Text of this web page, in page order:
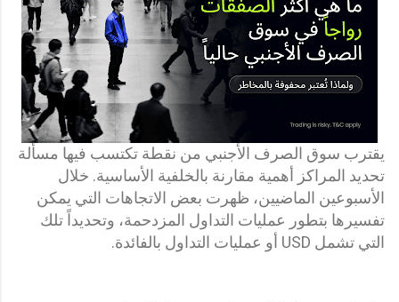
يقترب سوق الصرف الأجنبي من نقطة تكتسب فيها مسألة
تحديد المراكز أهمية مقارنة بالخلفية الأساسية. خلال
الأسبوعين الماضيين، ظهرت بعض الاتجاهات التي يمكن
تفسيرها بتطور عمليات التداول المزدحمة، وتحديداً تلك
التي تشمل USD أو عمليات التداول بالفائدة.